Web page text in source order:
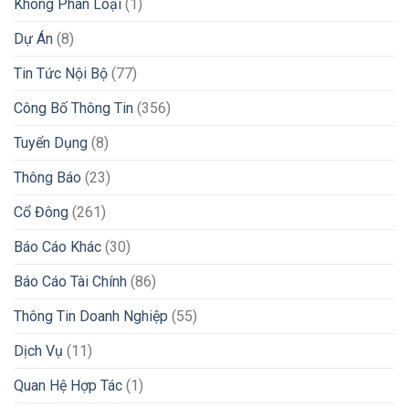
Không Phân Loại (1)
Dự Án (8)
Tin Tức Nội Bộ (77)
Công Bố Thông Tin (356)
Tuyển Dụng (8)
Thông Báo (23)
Cổ Đông (261)
Báo Cáo Khác (30)
Báo Cáo Tài Chính (86)
Thông Tin Doanh Nghiệp (55)
Dịch Vụ (11)
Quan Hệ Hợp Tác (1)